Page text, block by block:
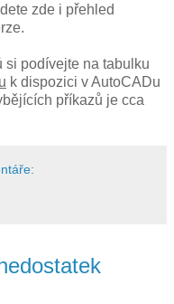
zde i přehled
si podívejte na tabulku
k dispozici v AutoCADu
příkazů je cca